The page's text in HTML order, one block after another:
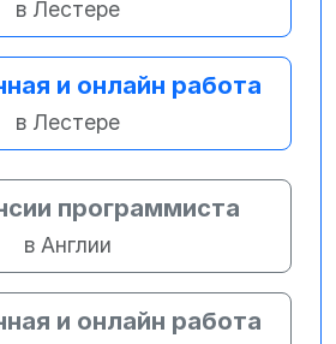
в Лестере
и онлайн работа
в Лестере
программиста
в Англии
и онлайн работа